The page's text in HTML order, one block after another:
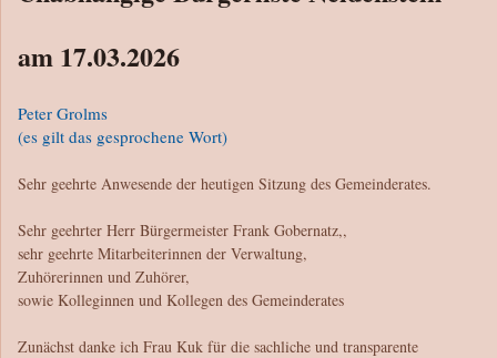
am 17.03.2026
Peter Grolms
(es gilt das gesprochene Wort)
Sehr geehrte Anwesende der heutigen Sitzung des Gemeinderates.
Sehr geehrter Herr Bürgermeister Frank Gobernatz,,
sehr geehrte Mitarbeiterinnen der Verwaltung,
Zuhörerinnen und Zuhörer,
sowie Kolleginnen und Kollegen des Gemeinderates
Zunächst danke ich Frau Kuk für die sachliche und transparente